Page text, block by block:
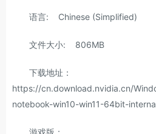
语言: Chinese (Simplified)
文件大小: 806MB
下载地址：
https://cn.download.nvidia.cn/
notebook-win10-win11-64bit-
游戏版：